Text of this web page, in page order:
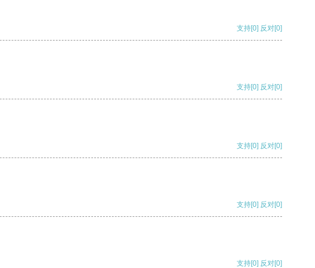
支持[0] 反对[0]
支持[0] 反对[0]
支持[0] 反对[0]
支持[0] 反对[0]
支持[0] 反对[0]